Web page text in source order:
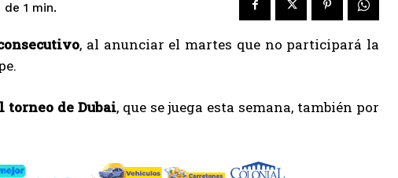
1 min.
, al anunciar el martes que no participará la
de Dubai, que se juega esta semana, también por